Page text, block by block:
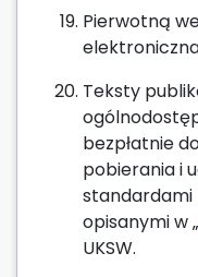
Pierwotną
Teksty
bezpłatnie
pobierania i
standardami
opisanymi w „
UKSW.